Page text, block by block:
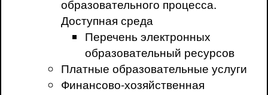
образовательного процесса.
Доступная среда
Перечень электронных
образовательный ресурсов
Платные образовательные услуги
Финансово-хозяйственная